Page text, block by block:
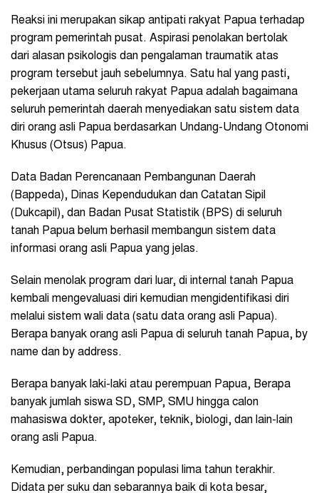
Reaksi ini merupakan sikap antipati rakyat Papua terhadap
program pemerintah pusat. Aspirasi penolakan bertolak
dari alasan psikologis dan pengalaman traumatik atas
program tersebut jauh sebelumnya. Satu hal yang pasti,
pekerjaan utama seluruh rakyat Papua adalah bagaimana
seluruh pemerintah daerah menyediakan satu sistem data
diri orang asli Papua berdasarkan Undang-Undang Otonomi
Khusus (Otsus) Papua.
Data Badan Perencanaan Pembangunan Daerah
(Bappeda), Dinas Kependudukan dan Catatan Sipil
(Dukcapil), dan Badan Pusat Statistik (BPS) di seluruh
tanah Papua belum berhasil membangun sistem data
informasi orang asli Papua yang jelas.
Selain menolak program dari luar, di internal tanah Papua
kembali mengevaluasi diri kemudian mengidentifikasi diri
melalui sistem wali data (satu data orang asli Papua).
Berapa banyak orang asli Papua di seluruh tanah Papua, by
name dan by address.
Berapa banyak laki-laki atau perempuan Papua, Berapa
banyak jumlah siswa SD, SMP, SMU hingga calon
mahasiswa dokter, apoteker, teknik, biologi, dan lain-lain
orang asli Papua.
Kemudian, perbandingan populasi lima tahun terakhir.
Didata per suku dan sebarannya baik di kota besar,